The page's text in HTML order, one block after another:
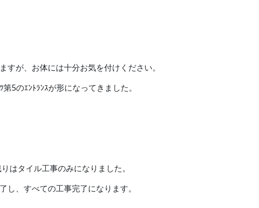
すが、お体には十分お気を付けください。
5のｴﾝﾄﾗﾝｽが形になってきました。
はタイル工事のみになりました。
し、すべての工事完了になります。